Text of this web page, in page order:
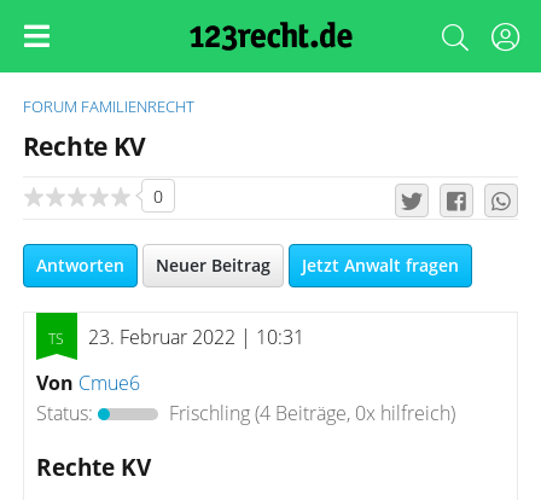
FORUM FAMILIENRECHT
Rechte KV
0
Antworten Neuer Beitrag Jetzt Anwalt fragen
23. Februar 2022 | 10:31
Von Cmue6
Status:
Frischling(4 Beiträge, 0x hilfreich)
Rechte KV